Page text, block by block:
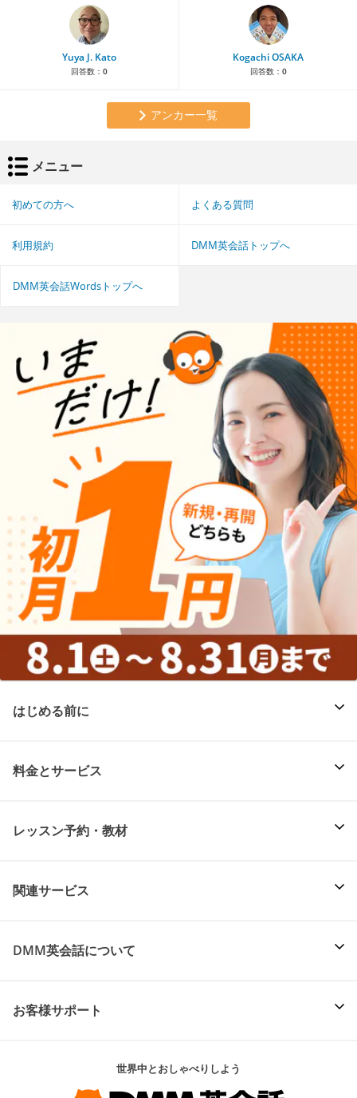
Yuya J. Kato
回答数： 0
Kogachi OSAKA
回答数： 0
アンカー一覧
メニュー
初めての方へ よくある質問
利用規約 DMM英会話トップへ
DMM英会話Wordsトップへ
はじめる前に
料金とサービス
レッスン予約・教材
関連サービス
DMM英会話について
お客様サポート
世界中とおしゃべりしよう